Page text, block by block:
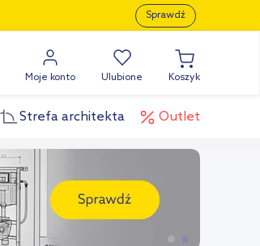
Sprawdź
Moje konto Ulubione Koszyk
Strefa architekta Outlet